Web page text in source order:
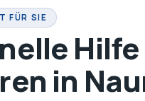
FÜR SIE
in